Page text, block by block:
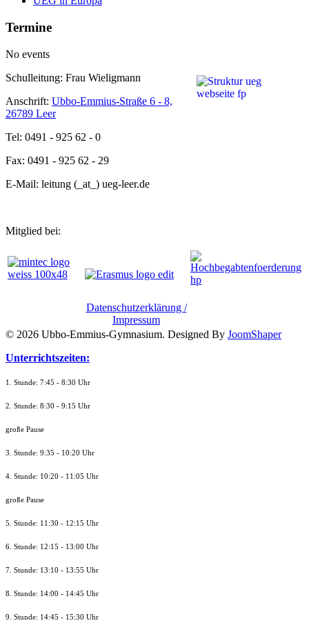
Termine
No events
Schulleitung: Frau Wieligmann
Anschrift: Ubbo-Emmius-Straße 6 - 8,
26789 Leer
Tel: 0491 - 925 62 - 0
Fax: 0491 - 925 62 - 29
E-Mail: leitung (_at_) ueg-leer.de
Mitglied bei:
Datenschutzerklärung /
Impressum
© 2026 Ubbo-Emmius-Gymnasium. Designed By JoomShaper
Unterrichtszeiten:
1. Stunde: 7:45 - 8:30 Uhr
2. Stunde: 8:30 - 9:15 Uhr
große Pause
3. Stunde: 9:35 - 10:20 Uhr
4. Stunde: 10:20 - 11:05 Uhr
große Pause
5. Stunde: 11:30 - 12:15 Uhr
6. Stunde: 12:15 - 13:00 Uhr
7. Stunde: 13:10 - 13:55 Uhr
8. Stunde: 14:00 - 14:45 Uhr
9. Stunde: 14:45 - 15:30 Uhr